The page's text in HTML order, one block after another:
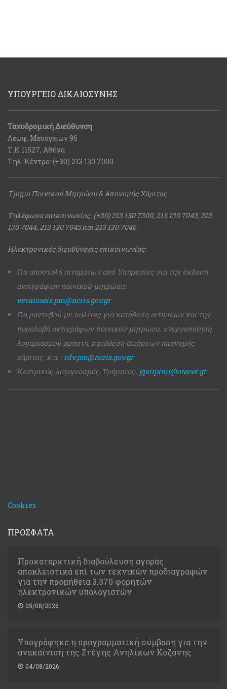
ΥΠΟΥΡΓΕΙΟ ΔΙΚΑΙΟΣΥΝΗΣ
Ταχυδρομική Διεύθυνση
Λεωφ. Μεσογείων 96
Τ.Κ 11527, Αθήνα
Τηλ. Κέντρο: (+30) 213 130 7000
Τμήμα Ποινικού Μητρώου & Απονομής Χάριτος
Τηλέφωνα επικοινωνίας: (+30) 213 130 7300, 213 130 7043, 213
130 7044, 213 130 7045 και 213 130 7046.
Ηλεκτρονικές διευθύνσεις επικοινωνίας:
Για αποστολή αιτημάτων από Υπηρεσίες για την έκδοση
αντιγράφων ποινικού μητρώου:
vevaioseis.pm@ncris.gov.gr.
Για ραντεβού με πολίτες για κατάθεση αιτήσεων και την
παραλαβή αντιγράφων ποινικού μητρώου, ενεργοποίηση
λογαριασμού χρήστη, κατάθεση αιτήσεων απονομής
χάριτος, κ.α. :rdv.pm@ncris.gov.gr
Κεντρικός λογαριασμός Τμήματος: ypdipimi@otenet.gr
Cookies
ΠΡΟΣΦΑΤΑ
Προκαταρκτική διαβούλευση αγοράς
αποκλειστικά επί των τεχνικών προδιαγραφών
για την προμήθεια 3.370 φορητών
ηλεκτρονικών υπολογιστών
05/08/2026
Υπογράφηκε η προγραμματική σύμβαση για την
ανακαίνιση της Στέγης Ανηλίκων Κοζάνης
04/08/2026